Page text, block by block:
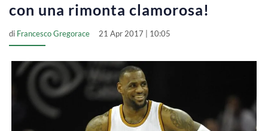
con una rimonta clamorosa!
di Francesco Gregorace 21 Apr 2017 | 10:05